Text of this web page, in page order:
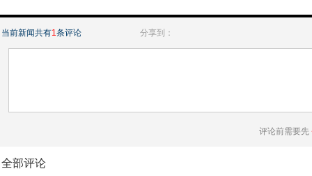
当前新闻共有1条评论 分享到：
评论前需要先
全部评论